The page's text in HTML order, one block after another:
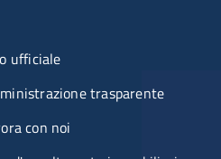
organizzazione
ufficiale
trasparente
con noi